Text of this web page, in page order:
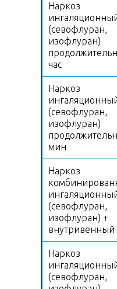
Наркоз
(севофлуран,
изофлуран)
час
Наркоз
(севофлуран,
изофлуран)
мин
Наркоз
(севофлуран,
изофлуран) +
внутривенный
Наркоз
(севофлуран,